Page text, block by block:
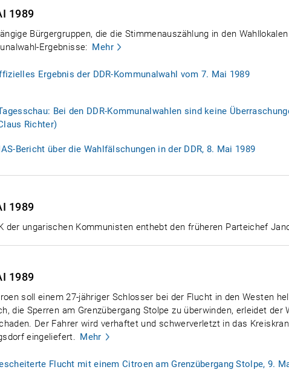
1989
Bürgergruppen, die die Stimmenauszählung in den
Ergebnisse: Mehr
Ergebnis der DDR-Kommunalwahl vom 7. Mai 1989
Bei den DDR-Kommunalwahlen sind keine
Richter)
Bericht über die Wahlfälschungen in der DDR, 8. Mai 1989
1989
der ungarischen Kommunisten enthebt den früheren Parteichef
1989
soll einem 27-jähriger Schlosser bei der Flucht in den Westen
die Sperren am Grenzübergang Stolpe zu überwinden, erleidet der
Der Fahrer wird verhaftet und schwerverletzt in das
eingeliefert. Mehr
Flucht mit einem Citroen am Grenzübergang Stolpe, 9.